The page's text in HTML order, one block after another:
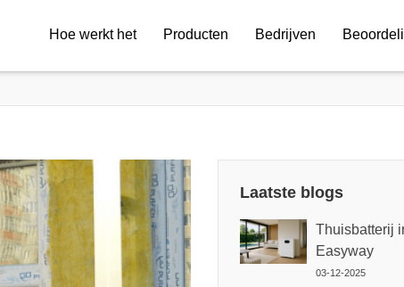
Hoe werkt het Producten Bedrijven
Laatste blogs
Thuisbatterij
Easyway
03-12-2025